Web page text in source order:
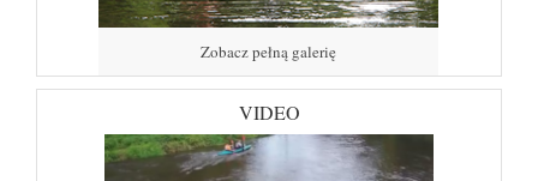
Zobacz pełną galerię
VIDEO